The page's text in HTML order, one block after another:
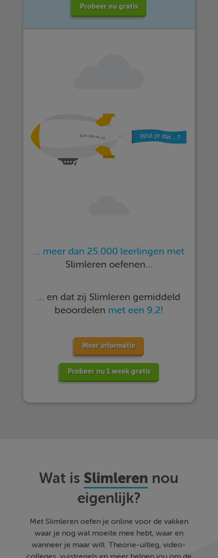
Probeer nu gratis
… meer dan 25.000 leerlingen met
Slimleren oefenen…
… en dat zij Slimleren gemiddeld
beoordelen met een 9,2!
Meer informatie
Probeer nu 1 week gratis
Wat is Slimleren nou
eigenlijk?
Met Slimleren oefen je online voor de vakken
waar je nog wat moeite mee hebt, waar en
wanneer je maar wilt. Theorie-uitleg, video-